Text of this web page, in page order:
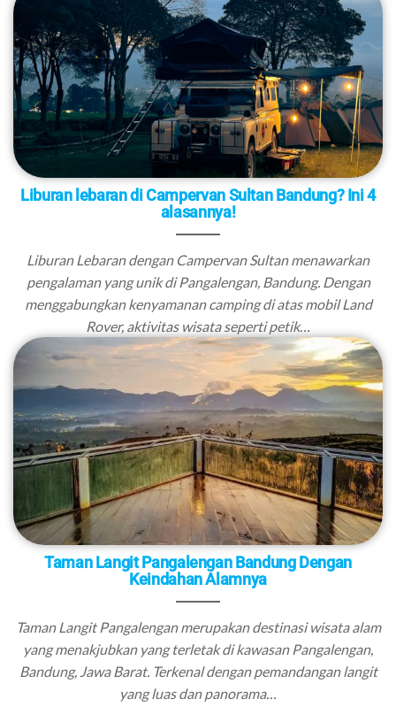
Liburan lebaran di Campervan Sultan Bandung? Ini 4
alasannya!
Liburan Lebaran dengan Campervan Sultan menawarkan
pengalaman yang unik di Pangalengan, Bandung. Dengan
menggabungkan kenyamanan camping di atas mobil Land
Rover, aktivitas wisata seperti petik…
Taman Langit Pangalengan Bandung Dengan
Keindahan Alamnya
Taman Langit Pangalengan merupakan destinasi wisata alam
yang menakjubkan yang terletak di kawasan Pangalengan,
Bandung, Jawa Barat. Terkenal dengan pemandangan langit
yang luas dan panorama…